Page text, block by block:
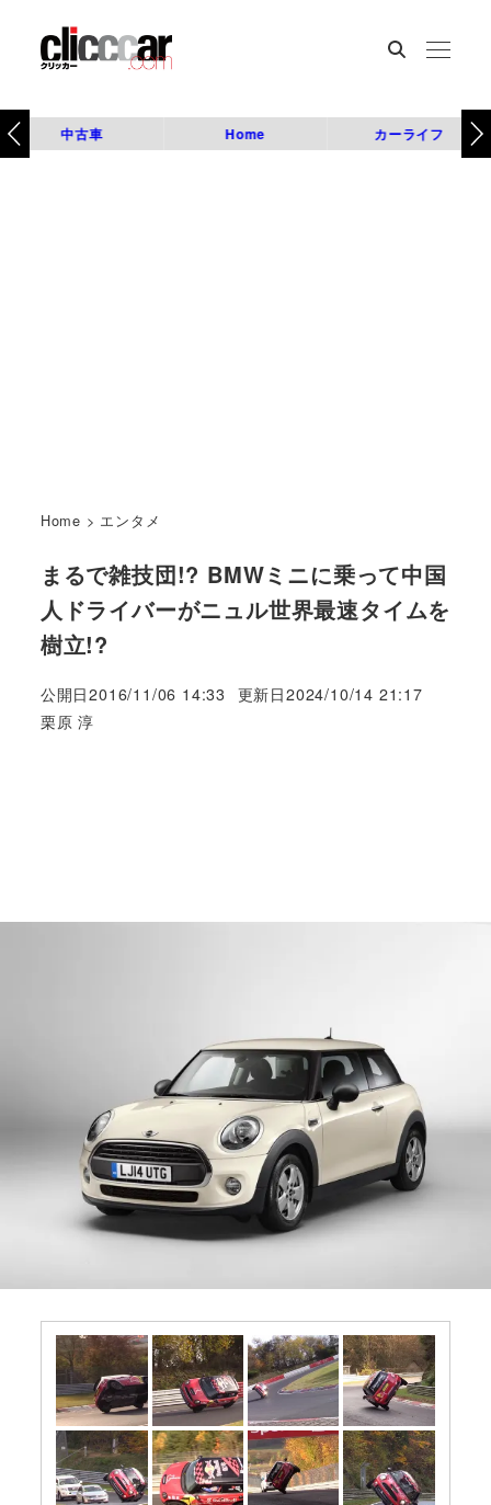
中古車 Home カーライフ
Home > エンタメ
まるで雑技団!? BMWミニに乗って中国
人ドライバーがニュル世界最速タイムを
樹立!?
公開日2016/11/06 14:33 更新日2024/10/14 21:17
著
栗原 淳